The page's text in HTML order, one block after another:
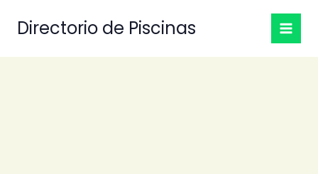
Directorio de Piscinas